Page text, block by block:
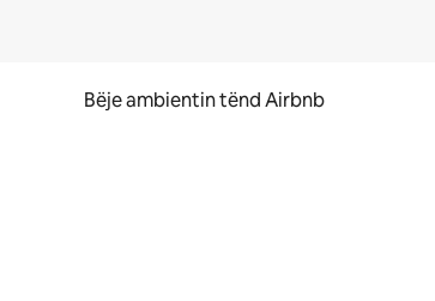
Bëje ambientin tënd Airbnb